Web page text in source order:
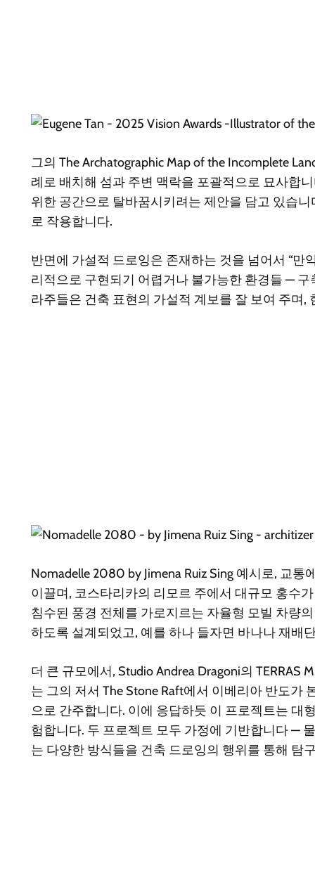
그의 The Archatographic Map of the Incomplete
례로 배치해 섬과 주변 맥락을 포괄적으로 묘사합
위한 공간으로 탈바꿈시키려는 제안을 담고 있습
로 작용합니다.
반면에 가설적 드로잉은 존재하는 것을 넘어서 “만
리적으로 구현되기 어렵거나 불가능한 환경들 —
라주들은 건축 표현의 가설적 계보를 잘 보여 주며
Nomadelle 2080 by Jimena Ruiz Sing 예시로, 교
이끌며, 코스타리카의 리모르 주에서 대규모 홍수
침수된 풍경 전체를 가로지르는 자율형 모빌 차량
하도록 설계되었고, 예를 하나 들자면 바나나 재배
더 큰 규모에서, Studio Andrea Dragoni의 TERRAS
는 그의 저서 The Stone Raft에서 이베리아 반도
으로 간주합니다. 이에 응답하듯 이 프로젝트는 대
험합니다. 두 프로젝트 모두 가정에 기반합니다 —
는 다양한 방식들을 건축 드로잉의 행위를 통해 탐